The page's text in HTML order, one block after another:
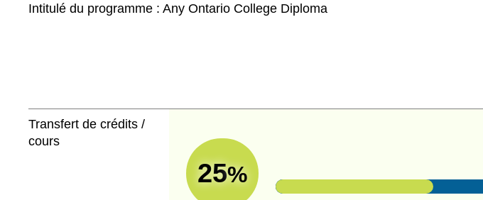
Intitulé du programme : Any Ontario College Diploma
Transfert de crédits /
cours
25%